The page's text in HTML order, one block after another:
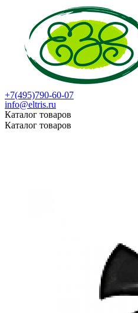
+7(495)790-60-07
info@eltris.ru
Каталог товаров
Каталог товаров